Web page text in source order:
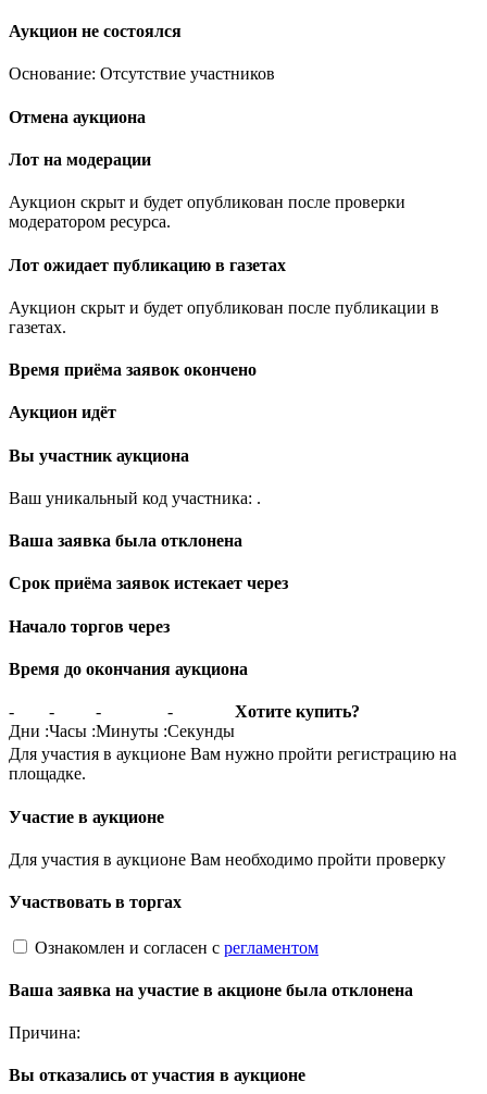
Аукцион не состоялся
Основание: Отсутствие участников
Отмена аукциона
Лот на модерации
Аукцион скрыт и будет опубликован после проверки
модератором ресурса.
Лот ожидает публикацию в газетах
Аукцион скрыт и будет опубликован после публикации в
газетах.
Время приёма заявок окончено
Аукцион идёт
Вы участник аукциона
Ваш уникальный код участника: .
Ваша заявка была отклонена
Срок приёма заявок истекает через
Начало торгов через
Время до окончания аукциона
-
Дни :
-
Часы :
-
Минуты :
-
Секунды
Хотите купить?
Для участия в аукционе Вам нужно пройти регистрацию на
площадке.
Участие в аукционе
Для участия в аукционе Вам необходимо пройти проверку
Участвовать в торгах
Ознакомлен и согласен с регламентом
Ваша заявка на участие в акционе была отклонена
Причина:
Вы отказались от участия в аукционе